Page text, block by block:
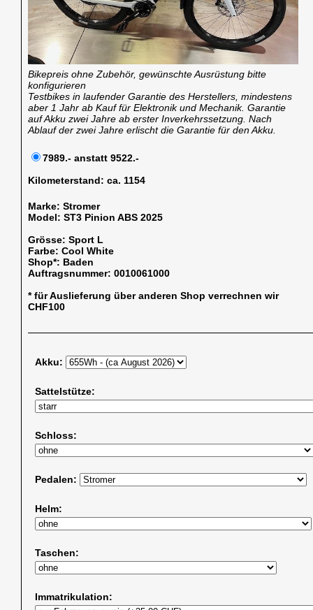
Bikepreis ohne Zubehör, gewünschte Ausrüstung bitte
konfigurieren
Testbikes in laufender Garantie des Herstellers, mindestens
aber 1 Jahr ab Kauf für Elektronik und Mechanik. Garantie
auf Akku zwei Jahre ab erster Inverkehrssetzung. Nach
Ablauf der zwei Jahre erlischt die Garantie für den Akku.
7989.- anstatt 9522.-
Kilometerstand: ca. 1154
Marke:Stromer
Model:ST3 Pinion ABS 2025
Grösse:Sport L
Farbe:Cool White
Shop*: Baden
Auftragsnummer:0010061000
* für Auslieferung über anderen Shop verrechnen wir
CHF100
Akku:
Sattelstütze:
Schloss:
Pedalen:
Helm:
Taschen:
Immatrikulation: